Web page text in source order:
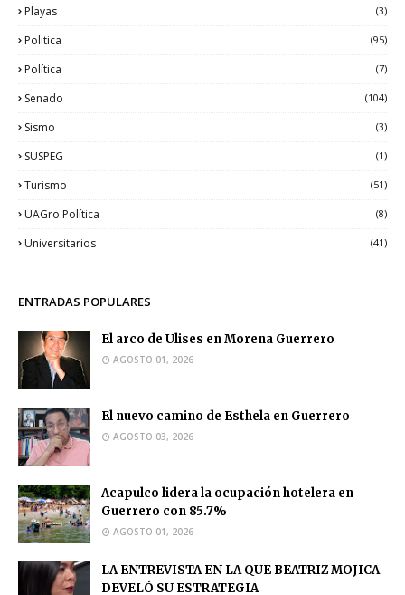
Playas (3)
Politica (95)
Política (7)
Senado (104)
Sismo (3)
SUSPEG (1)
Turismo (51)
UAGro Política (8)
Universitarios (41)
ENTRADAS POPULARES
El arco de Ulises en Morena Guerrero
AGOSTO 01, 2026
El nuevo camino de Esthela en Guerrero
AGOSTO 03, 2026
Acapulco lidera la ocupación hotelera en
Guerrero con 85.7%
AGOSTO 01, 2026
LA ENTREVISTA EN LA QUE BEATRIZ MOJICA
DEVELÓ SU ESTRATEGIA